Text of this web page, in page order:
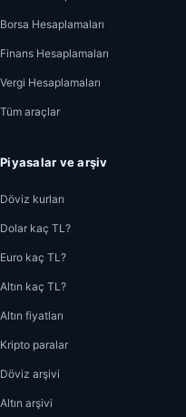
Borsa Hesaplamaları
Finans Hesaplamaları
Vergi Hesaplamaları
Tüm araçlar
Piyasalar ve arşiv
Döviz kurları
Dolar kaç TL?
Euro kaç TL?
Altın kaç TL?
Altın fiyatları
Kripto paralar
Döviz arşivi
Altın arşivi